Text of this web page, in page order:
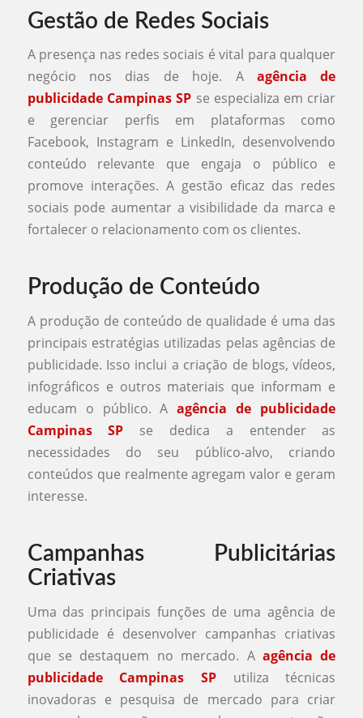
Gestão de Redes Sociais
A presença nas redes sociais é vital para qualquer
negócio nos dias de hoje. A agência de
publicidade Campinas SP se especializa em criar
e gerenciar perfis em plataformas como
Facebook, Instagram e LinkedIn, desenvolvendo
conteúdo relevante que engaja o público e
promove interações. A gestão eficaz das redes
sociais pode aumentar a visibilidade da marca e
fortalecer o relacionamento com os clientes.
Produção de Conteúdo
A produção de conteúdo de qualidade é uma das
principais estratégias utilizadas pelas agências de
publicidade. Isso inclui a criação de blogs, vídeos,
infográficos e outros materiais que informam e
educam o público. Aagência de publicidade
Campinas SP se dedica a entender as
necessidades do seu público-alvo, criando
conteúdos que realmente agregam valor e geram
interesse.
Campanhas Publicitárias
Criativas
Uma das principais funções de uma agência de
publicidade é desenvolver campanhas criativas
que se destaquem no mercado. A agência de
publicidade Campinas SP utiliza técnicas
inovadoras e pesquisa de mercado para criar